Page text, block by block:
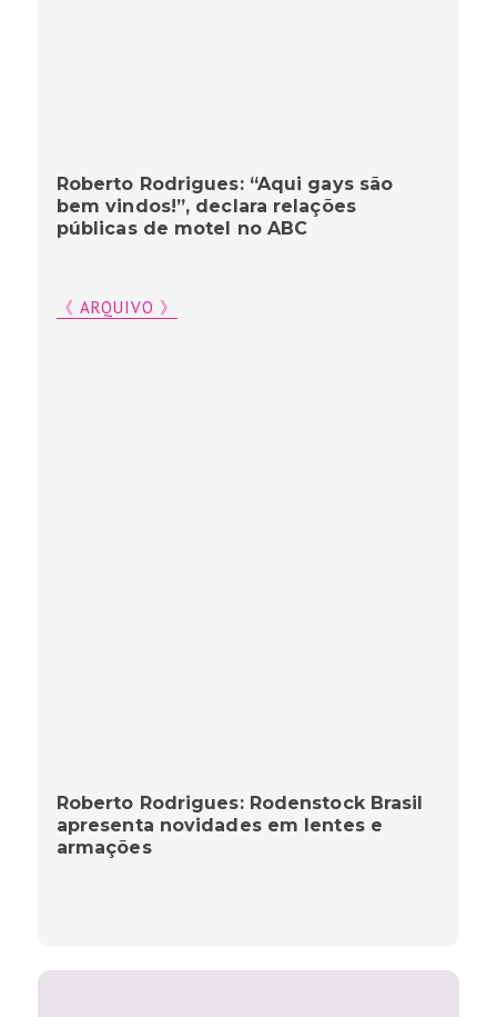
Roberto Rodrigues: “Aqui gays são
bem vindos!”, declara relações
públicas de motel no ABC
《 ARQUIVO 》
Roberto Rodrigues: Rodenstock Brasil
apresenta novidades em lentes e
armações